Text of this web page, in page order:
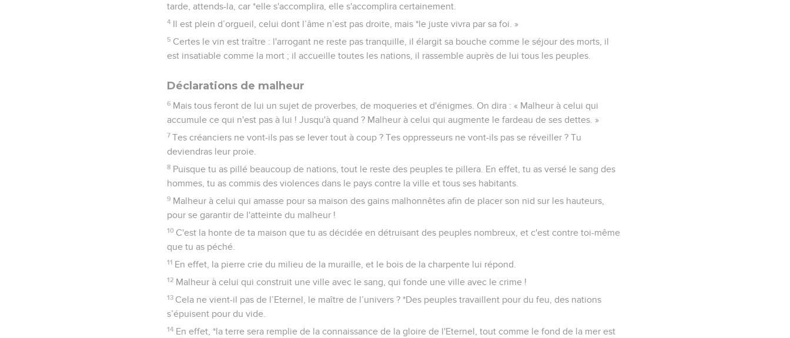
tarde, attends-la, car *elle s'accomplira, elle s'accomplira certainement.
4 Il est plein d’orgueil, celui dont l’âme n’est pas droite, mais *le juste vivra par sa foi. »
5 Certes le vin est traître : l'arrogant ne reste pas tranquille, il élargit sa bouche comme le séjour des morts, il
est insatiable comme la mort ; il accueille toutes les nations, il rassemble auprès de lui tous les peuples.
Déclarations de malheur
6 Mais tous feront de lui un sujet de proverbes, de moqueries et d'énigmes. On dira : « Malheur à celui qui
accumule ce qui n'est pas à lui ! Jusqu'à quand ? Malheur à celui qui augmente le fardeau de ses dettes. »
7 Tes créanciers ne vont-ils pas se lever tout à coup ? Tes oppresseurs ne vont-ils pas se réveiller ? Tu
deviendras leur proie.
8 Puisque tu as pillé beaucoup de nations, tout le reste des peuples te pillera. En effet, tu as versé le sang des
hommes, tu as commis des violences dans le pays contre la ville et tous ses habitants.
9 Malheur à celui qui amasse pour sa maison des gains malhonnêtes afin de placer son nid sur les hauteurs,
pour se garantir de l'atteinte du malheur !
10 C'est la honte de ta maison que tu as décidée en détruisant des peuples nombreux, et c'est contre toi-même
que tu as péché.
11 En effet, la pierre crie du milieu de la muraille, et le bois de la charpente lui répond.
12 Malheur à celui qui construit une ville avec le sang, qui fonde une ville avec le crime !
13 Cela ne vient-il pas de l’Eternel, le maître de l’univers ? *Des peuples travaillent pour du feu, des nations
s’épuisent pour du vide.
14 En effet, *la terre sera remplie de la connaissance de la gloire de l'Eternel, tout comme le fond de la mer est